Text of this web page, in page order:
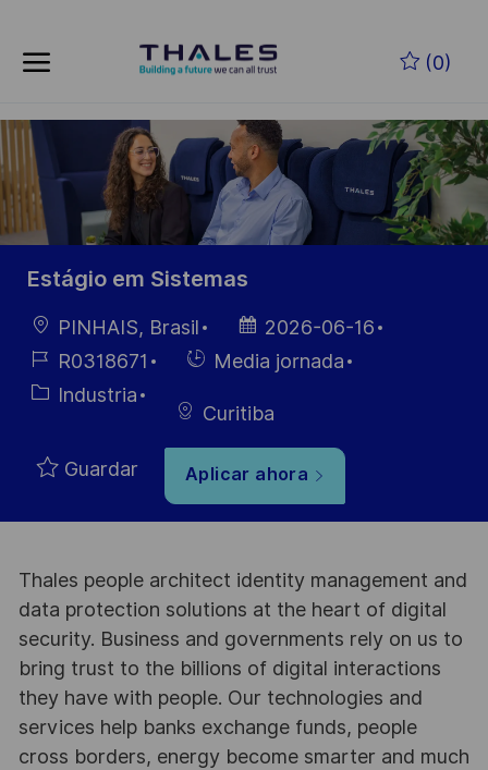
(0)
-
Estágio em Sistemas
Ubicación
PINHAIS, Brasil
Fecha de
publicación
2026-06-16
ID de
empleo
R0318671
HiringMedia jornada
Categoría
Industria
Curitiba
Guardar Aplicar ahora
Thales people architect identity management and
data protection solutions at the heart of digital
security. Business and governments rely on us to
bring trust to the billions of digital interactions
they have with people. Our technologies and
services help banks exchange funds, people
cross borders, energy become smarter and much